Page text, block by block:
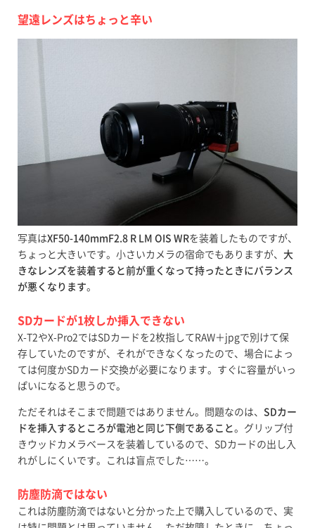
望遠レンズはちょっと辛い
写真はXF50-140mmF2.8 R LM OIS WRを装着したものですが、
ちょっと大きいです。小さいカメラの宿命でもありますが、 大
きなレンズを装着すると前が重くなって持ったときにバランス
が悪くなります。
SDカードが1枚しか挿入できない
X-T2やX-Pro2ではSDカードを2枚指してRAW＋jpgで別けて保
存していたのですが、それができなくなったので、場合によっ
ては何度かSDカード交換が必要になります。すぐに容量がいっ
ぱいになると思うので。
ただそれはそこまで問題ではありません。問題なのは、 SDカー
ドを挿入するところが電池と同じ下側であること 。グリップ付
きウッドカメラベースを装着しているので、SDカードの出し入
れがしにくいです。これは盲点でした……。
防塵防滴ではない
これは防塵防滴ではないと分かった上で購入しているので、実